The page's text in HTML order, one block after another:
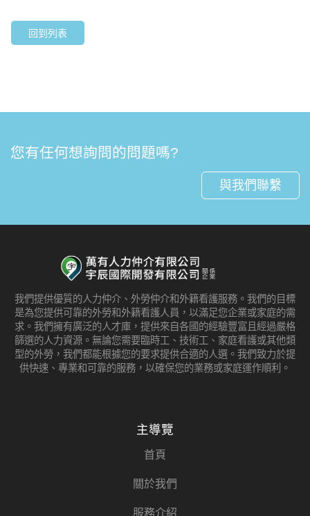
回到列表
您有任何想詢問的問題嗎?
與我們聯繫
我們提供優質的人力仲介、外勞仲介和外籍看護服務。我們的目標
是為您提供可靠的外勞和外籍看護人員，以滿足您企業或家庭的需
求。我們擁有廣泛的人才庫，提供來自各國的經驗豐富且經過嚴格
篩選的人力資源。無論您需要臨時工、技術工、家庭看護或其他類
型的外勞，我們都能根據您的要求提供合適的人選。我們致力於提
供快速、專業和可靠的服務，以確保您的業務或家庭運作順利。
主導覽
首頁
關於我們
服務介紹